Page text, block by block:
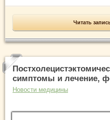
Читать
симптомы и лечение,
Новости медицины